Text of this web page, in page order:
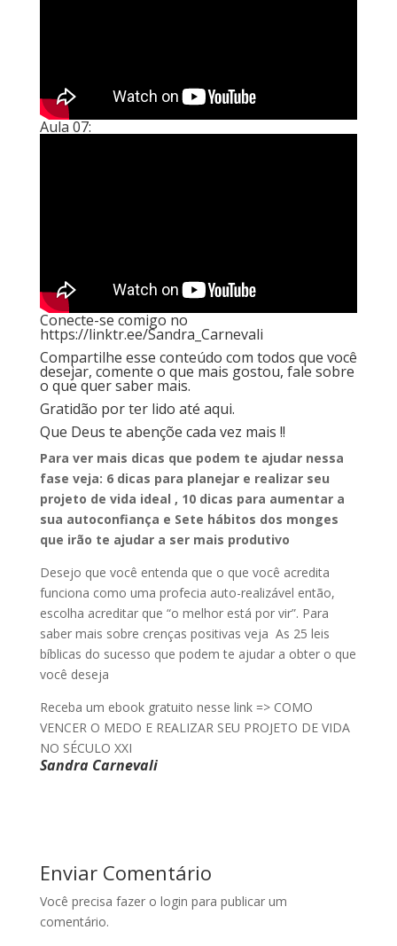
Aula 07:
Conecte-se comigo no
https://linktr.ee/Sandra_Carnevali
Compartilhe esse conteúdo com todos que você
desejar, comente o que mais gostou, fale sobre
o que quer saber mais.
Gratidão por ter lido até aqui.
Que Deus te abençõe cada vez mais !!
Para ver mais dicas que podem te ajudar nessa
fase veja: 6 dicas para planejar e realizar seu
projeto de vida ideal , 10 dicas para aumentar a
sua autoconfiança e Sete hábitos dos monges
que irão te ajudar a ser mais produtivo
Desejo que você entenda que o que você acredita
funciona como uma profecia auto-realizável então,
escolha acreditar que “o melhor está por vir”. Para
saber mais sobre crenças positivas veja As 25 leis
bíblicas do sucesso que podem te ajudar a obter o que
você deseja
Receba um ebook gratuito nesse link => COMO
VENCER O MEDO E REALIZAR SEU PROJETO DE VIDA
NO SÉCULO XXI
Sandra Carnevali
Enviar Comentário
Você precisa fazer o login para publicar um
comentário.